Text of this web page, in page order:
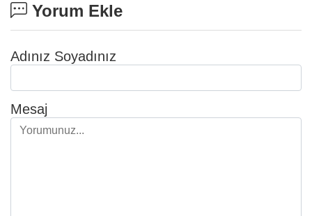
Yorum Ekle
Adınız Soyadınız
Mesaj